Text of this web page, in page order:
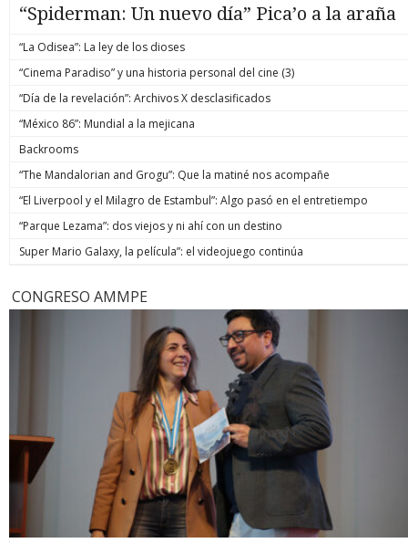
“Spiderman: Un nuevo día” Pica’o a la araña
“La Odisea”: La ley de los dioses
“Cinema Paradiso” y una historia personal del cine (3)
“Día de la revelación”: Archivos X desclasificados
“México 86”: Mundial a la mejicana
Backrooms
“The Mandalorian and Grogu”: Que la matiné nos acompañe
“El Liverpool y el Milagro de Estambul”: Algo pasó en el entretiempo
“Parque Lezama”: dos viejos y ni ahí con un destino
Super Mario Galaxy, la película”: el videojuego continúa
CONGRESO AMMPE